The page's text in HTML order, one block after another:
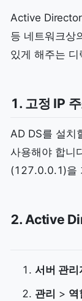
Active
등 네트워크상
있게 해주는
1. 고정 IP
AD DS를 설치
사용해야 합니
(127.0.0.1)을
2. Active
서버 관리
관리 > 역